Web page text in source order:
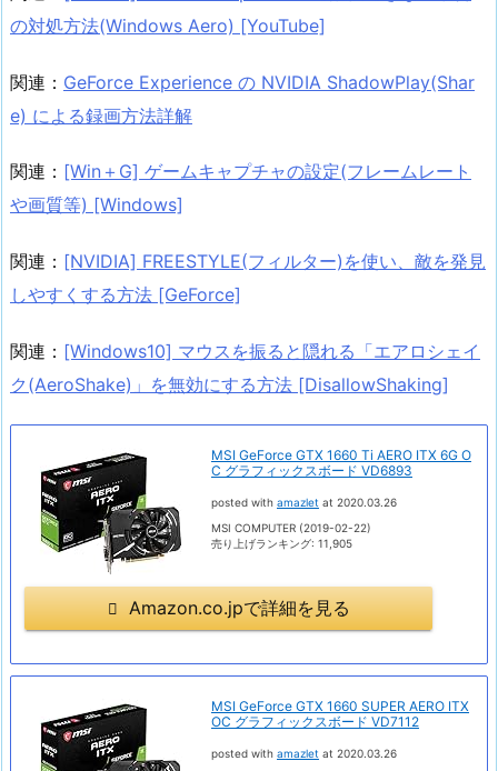
の対処方法(Windows Aero) [YouTube]
関連： GeForce Experience の NVIDIA ShadowPlay(Shar
e) による録画方法詳解
関連： [Win＋G] ゲームキャプチャの設定(フレームレート
や画質等) [Windows]
関連： [NVIDIA] FREESTYLE(フィルター)を使い、敵を発見
しやすくする方法 [GeForce]
関連： [Windows10] マウスを振ると隠れる「エアロシェイ
ク(AeroShake)」を無効にする方法 [DisallowShaking]
MSI GeForce GTX 1660 Ti AERO ITX 6G O
C グラフィックスボード VD6893
posted with amazlet at 2020.03.26
MSI COMPUTER (2019-02-22)
売り上げランキング: 11,905
Amazon.co.jpで詳細を見る
MSI GeForce GTX 1660 SUPER AERO ITX
OC グラフィックスボード VD7112
posted with amazlet at 2020.03.26